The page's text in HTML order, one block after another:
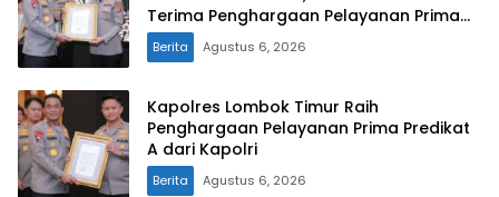
Terima Penghargaan Pelayanan Prima
Kapolri
Berita Agustus 6, 2026
Kapolres Lombok Timur Raih
Penghargaan Pelayanan Prima Predikat
A dari Kapolri
Berita Agustus 6, 2026